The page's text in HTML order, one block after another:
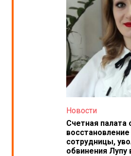
Новости
Счетная палата
сотрудницы,
обвинения Лупу